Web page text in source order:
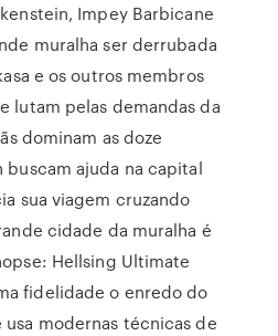
Impey Barbicane
muralha ser derrubada
e os outros membros
lutam pelas demandas da
dominam as doze
buscam ajuda na capital
sua viagem cruzando
cidade da muralha é
Hellsing Ultimate
fidelidade o enredo do
modernas técnicas de